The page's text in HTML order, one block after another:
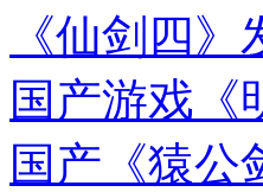
《仙剑四
国产游戏《
国产《猿公